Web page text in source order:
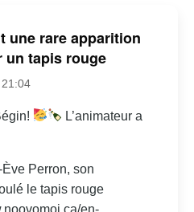
une rare apparition
un tapis rouge
L’animateur a
Perron, son
le tapis rouge
en-